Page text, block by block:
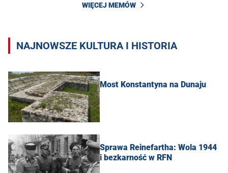
WIĘCEJ MEMÓW
NAJNOWSZE KULTURA I HISTORIA
Most Konstantyna na Dunaju
Sprawa Reinefartha: Wola 1944
i bezkarność w RFN